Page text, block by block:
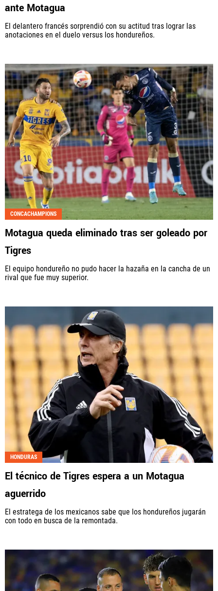
ante Motagua
El delantero francés sorprendió con su actitud tras lograr las
anotaciones en el duelo versus los hondureños.
CONCACHAMPIONS
Motagua queda eliminado tras ser goleado por
Tigres
El equipo hondureño no pudo hacer la hazaña en la cancha de un
rival que fue muy superior.
HONDURAS
El técnico de Tigres espera a un Motagua
aguerrido
El estratega de los mexicanos sabe que los hondureños jugarán
con todo en busca de la remontada.